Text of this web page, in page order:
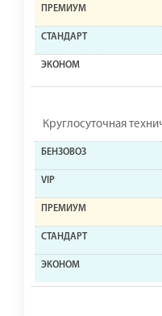
Круглосуточная